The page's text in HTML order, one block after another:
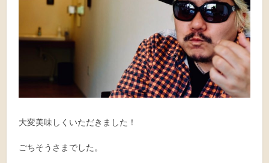
大変美味しくいただきました！
ごちそうさまでした。